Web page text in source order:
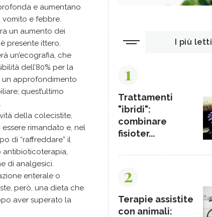
e aumentano
e febbre.
un aumento dei
presente ittero.
un’ecografia, che
dell’80% per la
un approfondimento
quest’ultimo
della colecistite,
rimandato e, nel
di “raffreddare” il
antibioticoterapia,
di analgesici.
enterale o
però, una dieta che
aver superato la
I più letti
1
Trattamenti
"ibridi":
combinare
fisioter...
2
Terapie assistite
con animali: